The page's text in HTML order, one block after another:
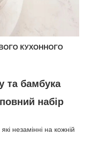
КУХОННОГО
та бамбука
набір
незамінні на кожній